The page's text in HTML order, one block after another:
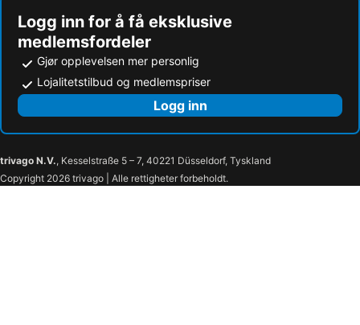
Logg inn for å få eksklusive
medlemsfordeler
Gjør opplevelsen mer personlig
Lojalitetstilbud og medlemspriser
Logg inn
trivago N.V., Kesselstraße 5 – 7, 40221 Düsseldorf, Tyskland
Copyright 2026 trivago | Alle rettigheter forbeholdt.